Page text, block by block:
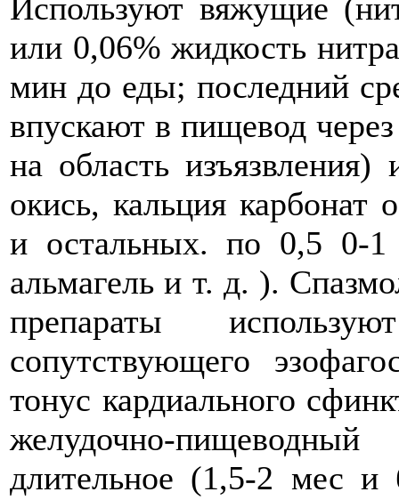
Используют вяжущие
или 0,06% жидкость
мин до еды; последний
впускают в пищевод
на область
окись, кальция карбонат
и остальных. по 0,5 0-
альмагель и т. д. ).
препараты
сопутствующего
тонус кардиального
желудочно-
длительное (1,5-2 мес и